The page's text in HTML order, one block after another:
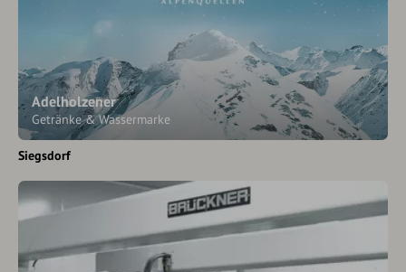
Adelholzener
Getränke & Wassermarke
Siegsdorf